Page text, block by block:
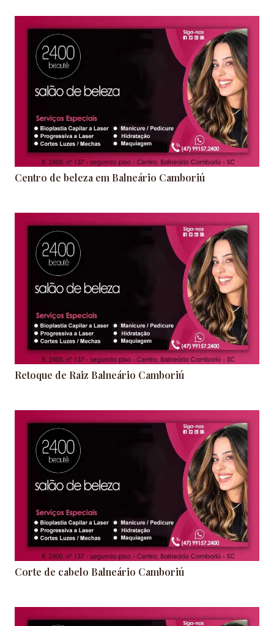
Centro de beleza em Balneário Camboriú
Retoque de Raiz Balneário Camboriú
Corte de cabelo Balneário Camboriú